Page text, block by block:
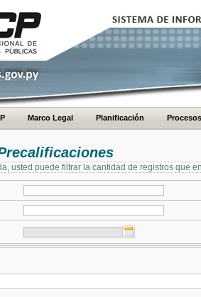
Marco Legal Planificación Procesos
usted puede filtrar la cantidad de registros que